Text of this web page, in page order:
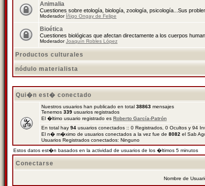
Animalia
Cuestiones sobre etología, biología, zoología, psicología...Sus
Moderador Íñigo Ongay de Felipe
Bioética
Cuestiones biológicas que afectan directamente a los cuerpos
ModeradorJoaquín Robles López
Productos culturales
nódulo materialista
Qui�n est� conectado
Nuestros usuarios han publicado en total 38863 mensajes
Tenemos 339 usuarios registrados
El �ltimo usuario registrado es Roberto García-Patrón
En total hay 94 usuarios conectados :: 0 Registrados, 0 Ocultos y 94
El n� m�ximo de usuarios conectados a la vez fue de 8082 el Sab
Usuarios Registrados conectados: Ninguno
Estos datos est�n basados en la actividad de usuarios de los �ltimos 5 minutos
Conectarse
Nombre de